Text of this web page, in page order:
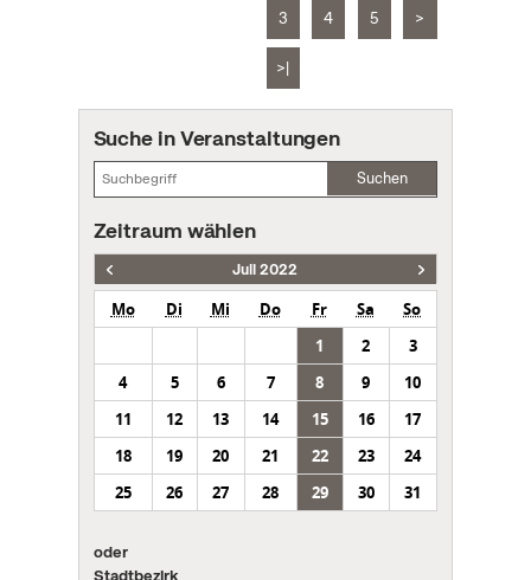
3 4 5 >
>|
Suche in Veranstaltungen
Suchen
Zeitraum wählen
Juli 2022
Mo Di Mi Do Fr Sa
So
1
2
3
4
5 6 7 8 9
10
11
12 13 14 15 16
17
18
19 20 21 22 23
24
25
26 27 28 29 30 31
oder
Stadtbezirk